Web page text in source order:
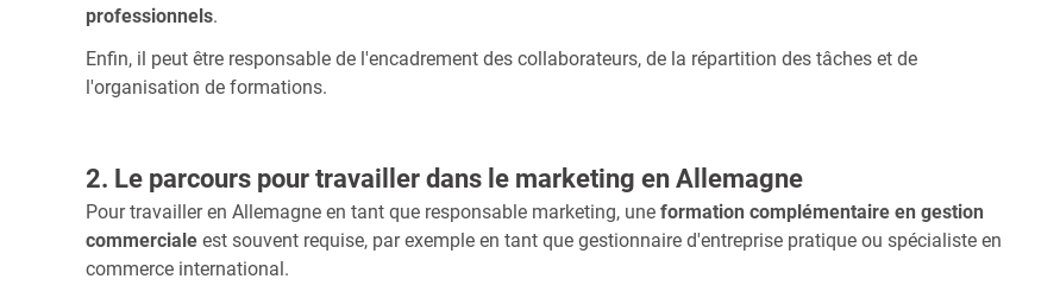
professionnels.
Enfin, il peut être responsable de l'encadrement des collaborateurs, de la répartition des tâches et de
l'organisation de formations.
2. Le parcours pour travailler dans le marketing en Allemagne
Pour travailler en Allemagne en tant que responsable marketing, une formation complémentaire en gestion
commerciale est souvent requise, par exemple en tant que gestionnaire d'entreprise pratique ou spécialiste en
commerce international.